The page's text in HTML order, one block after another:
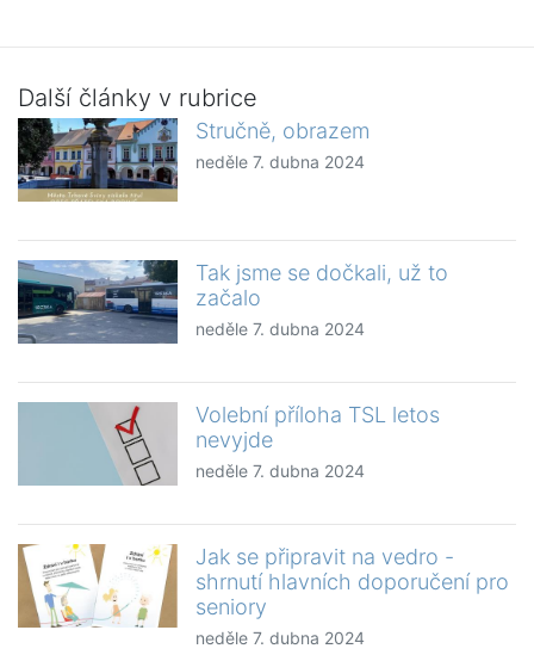
Další články v rubrice
Stručně, obrazem
neděle 7. dubna 2024
Tak jsme se dočkali, už to
začalo
neděle 7. dubna 2024
Volební příloha TSL letos
nevyjde
neděle 7. dubna 2024
Jak se připravit na vedro -
shrnutí hlavních doporučení pro
seniory
neděle 7. dubna 2024